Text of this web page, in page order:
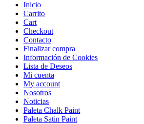
Inicio
Carrito
Cart
Checkout
Contacto
Finalizar compra
Información de Cookies
Lista de Deseos
Mi cuenta
My account
Nosotros
Noticias
Paleta Chalk Paint
Paleta Satin Paint